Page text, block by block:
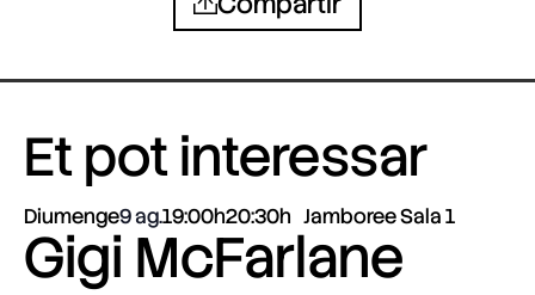
Et pot interessar
Diumenge9 ag.19:00h20:30h Jamboree Sala 1
Gigi McFarlane